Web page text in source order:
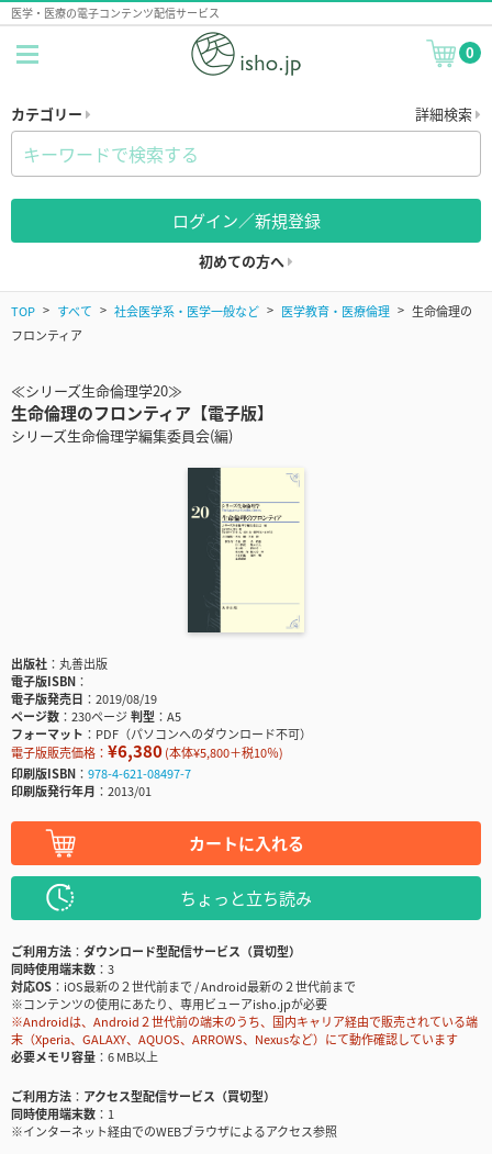
医学・医療の電子コンテンツ配信サービス
0
カテゴリー 詳細検索
ログイン／新規登録
初めての方へ
TOP すべて 社会医学系・医学一般など 医学教育・医療倫理
生命倫理の
フロンティア
≪シリーズ生命倫理学20≫
生命倫理のフロンティア【電子版】
シリーズ生命倫理学編集委員会(編)
出版社
丸善出版
電子版ISBN
電子版発売日
2019/08/19
ページ数
230ページ判型
A5
フォーマット
PDF（パソコンへのダウンロード不可）
電子版販売価格： ¥6,380(本体¥5,800＋税10％)
印刷版ISBN
978-4-621-08497-7
印刷版発行年月
2013/01
カートに入れる
ちょっと立ち読み
ご利用方法
ダウンロード型配信サービス（買切型）
同時使用端末数
3
対応OS
iOS最新の２世代前まで / Android最新の２世代前まで
※コンテンツの使用にあたり、専用ビューアisho.jpが必要
※Androidは、Android２世代前の端末のうち、国内キャリア経由で販売されている端
末（Xperia、GALAXY、AQUOS、ARROWS、Nexusなど）にて動作確認しています
必要メモリ容量
6 MB以上
ご利用方法
アクセス型配信サービス（買切型）
同時使用端末数
1
※インターネット経由でのWEBブラウザによるアクセス参照